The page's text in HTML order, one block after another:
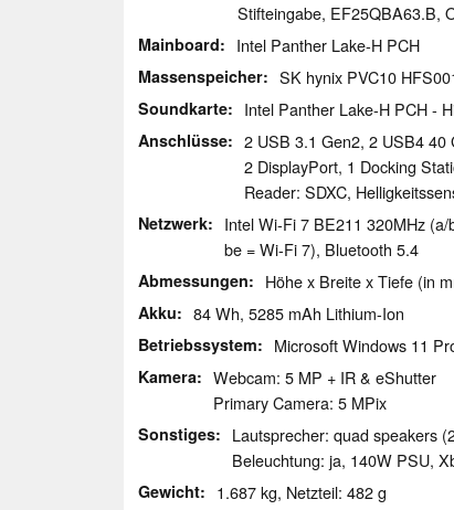
Stifteingabe, EF25QBA63.B,
Mainboard Intel Panther Lake-H PCH
Massenspeicher SK hynix PVC10
Soundkarte Intel Panther Lake-H PCH -
Anschlüsse
2 USB 3.1 Gen2, 2 USB4 40
2 DisplayPort, 1 Docking
Reader: SDXC,
Netzwerk
Intel Wi-Fi 7 BE211 320MHz
be = Wi-Fi 7), Bluetooth 5.4
Abmessungen Höhe x Breite x Tiefe (in
Akku 84 Wh, 5285 mAh Lithium-Ion
Betriebssystem Microsoft Windows 11
Kamera
Webcam: 5 MP + IR & eShutter
Primary Camera: 5 MPix
Sonstiges
Lautsprecher: quad speakers
Beleuchtung: ja, 140W PSU,
Gewicht 1.687 kg, Netzteil: 482 g